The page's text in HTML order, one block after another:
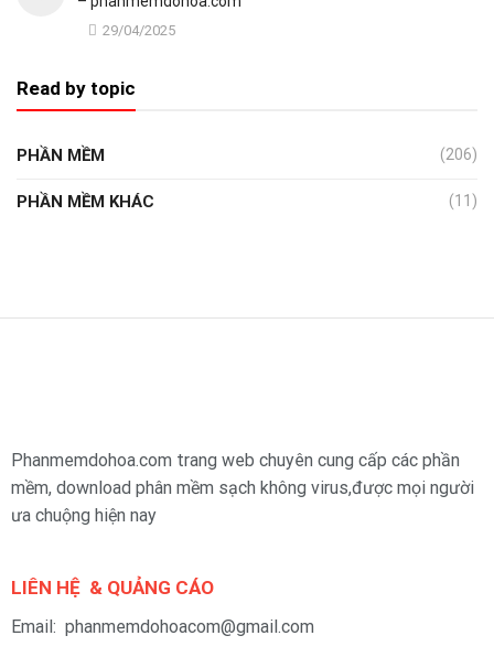
29/04/2025
Read by topic
PHẦN MỀM (206)
PHẦN MỀM KHÁC (11)
Phanmemdohoa.com trang web chuyên cung cấp các phần
mềm, download phân mềm sạch không virus,được mọi người
ưa chuộng hiện nay
LIÊN HỆ & QUẢNG CÁO
Email: phanmemdohoacom@gmail.com